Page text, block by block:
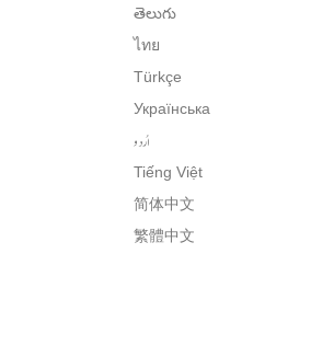
తెలుగు
ไทย
Türkçe
Українська
اُردو
Tiếng Việt
简体中文
繁體中文